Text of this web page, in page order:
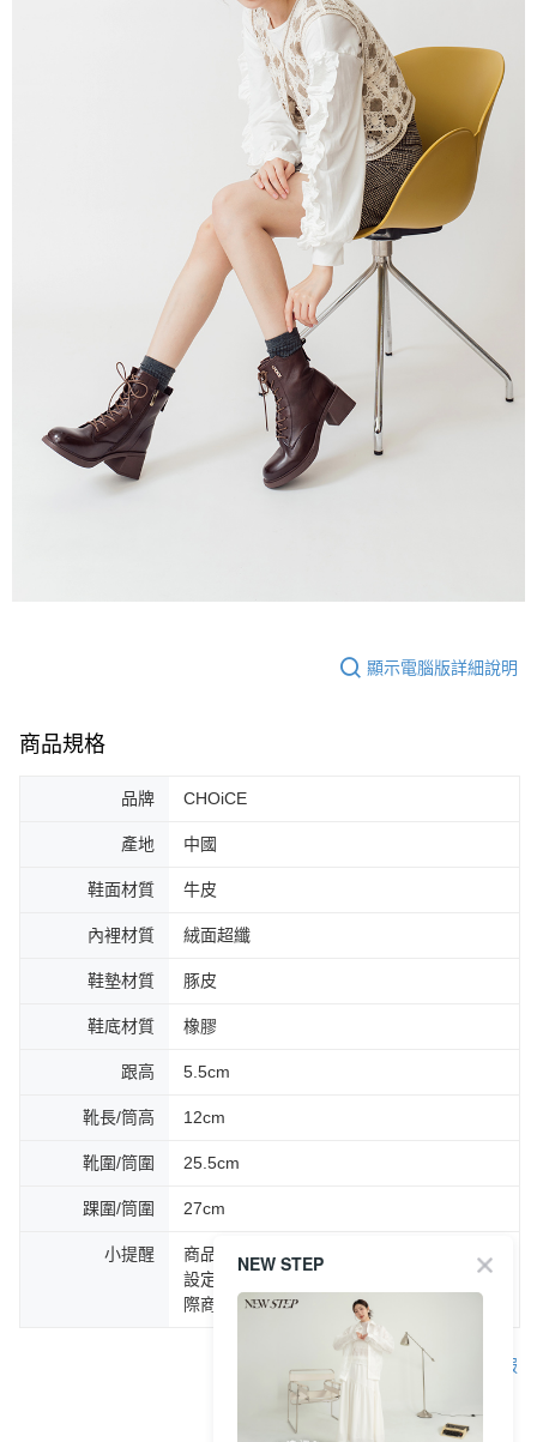
顯示電腦版詳細說明
商品規格
品牌 CHOiCE
產地 中國
鞋面材質 牛皮
內裡材質 絨面超纖
鞋墊材質 豚皮
鞋底材質 橡膠
跟高 5.5cm
靴長/筒高 12cm
靴圍/筒圍 25.5cm
踝圍/筒圍 27cm
小提醒
商品圖片顏色會因拍攝燈光環境或個人螢幕
設定不同，而造成部份色差現象，顏色以實
際商品為主。
客服
NEW STEP